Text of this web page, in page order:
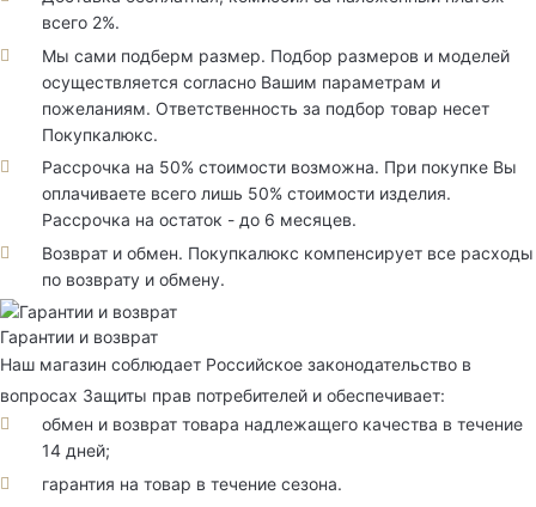
всего 2%.
Мы сами подберм размер. Подбор размеров и моделей
осуществляется согласно Вашим параметрам и
пожеланиям. Ответственность за подбор товар несет
Покупкалюкс.
Рассрочка на 50% стоимости возможна. При покупке Вы
оплачиваете всего лишь 50% стоимости изделия.
Рассрочка на остаток - до 6 месяцев.
Возврат и обмен. Покупкалюкс компенсирует все расходы
по возврату и обмену.
Гарантии и возврат
Наш магазин соблюдает Российское законодательство в
вопросах Защиты прав потребителей и обеспечивает:
обмен и возврат товара надлежащего качества в течение
14 дней;
гарантия на товар в течение сезона.